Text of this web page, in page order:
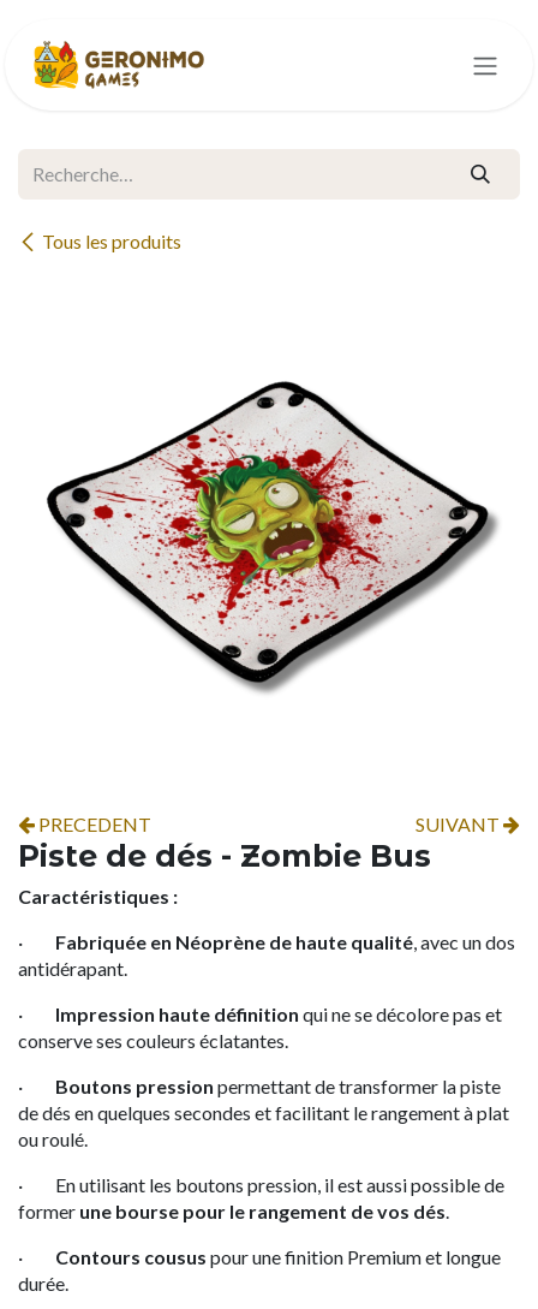
Tous les produits
PRECEDENT SUIVANT
Piste de dés - Zombie Bus
Caractéristiques :
· Fabriquée en Néoprène de haute qualité, avec un dos
antidérapant.
· Impression haute définition qui ne se décolore pas et
conserve ses couleurs éclatantes.
· Boutons pression permettant de transformer la piste
de dés en quelques secondes et facilitant le rangement à plat
ou roulé.
· En utilisant les boutons pression, il est aussi possible de
former une bourse pour le rangement de vos dés.
· Contours cousus pour une finition Premium et longue
durée.